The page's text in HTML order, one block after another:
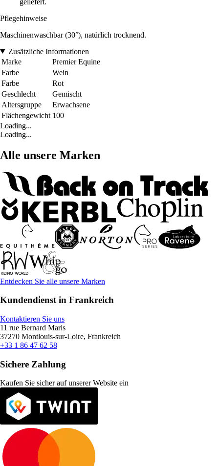
Pflegehinweise
Maschinenwaschbar (30°), natürlich trocknend.
Zusätzliche Informationen
Marke
Premier Equine
Farbe
Wein
Farbe
Rot
Geschlecht
Gemischt
Altersgruppe
Erwachsene
Flächengewicht 100
Loading...
Loading...
Alle unsere Marken
Entdecken Sie alle unsere Marken
Kundendienst in Frankreich
Kontaktieren Sie uns
11 rue Bernard Maris
37270 Montlouis-sur-Loire, Frankreich
+33 1 86 47 62 58
Sichere Zahlung
Kaufen Sie sicher auf unserer Website ein